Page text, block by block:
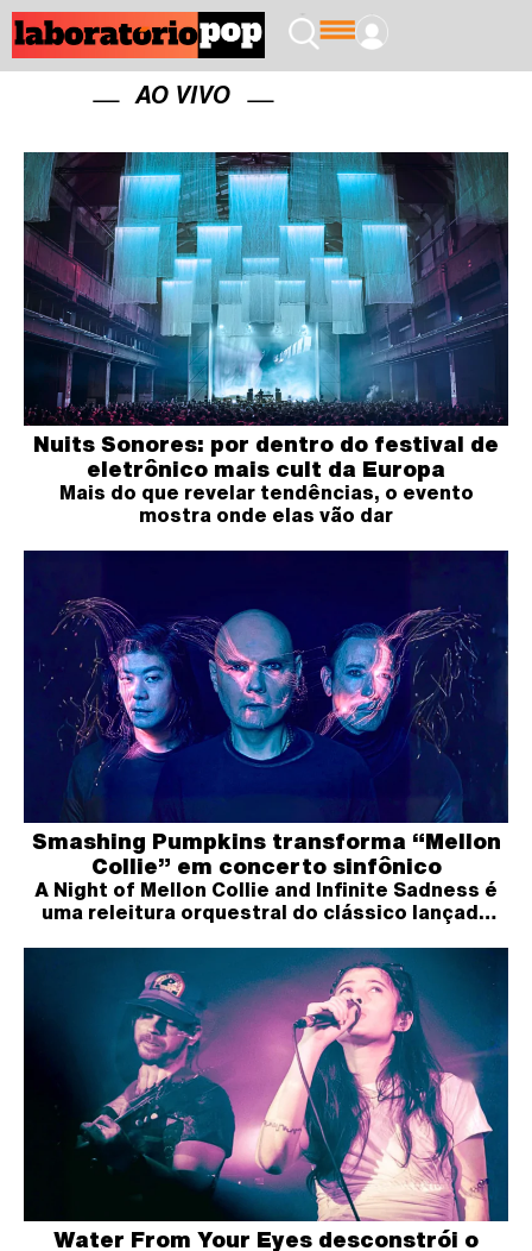
AO VIVO
Nuits Sonores: por dentro do festival de
eletrônico mais cult da Europa
Mais do que revelar tendências, o evento
mostra onde elas vão dar
Smashing Pumpkins transforma “Mellon
Collie” em concerto sinfônico
A Night of Mellon Collie and Infinite Sadness é
uma releitura orquestral do clássico lançado
Water From Your Eyes desconstrói o